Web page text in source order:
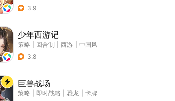
3.9
少年西游记
策略 回合制 西游
中国风
3.8
巨兽战场
策略 即时战略 恐龙
卡牌